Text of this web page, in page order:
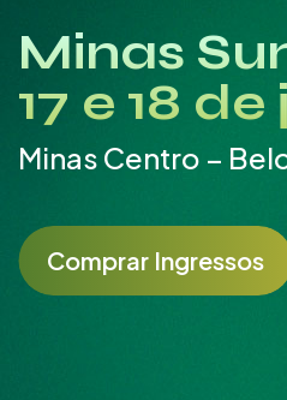
Minas
17 e 18
Minas Centro –
Comprar Ingressos